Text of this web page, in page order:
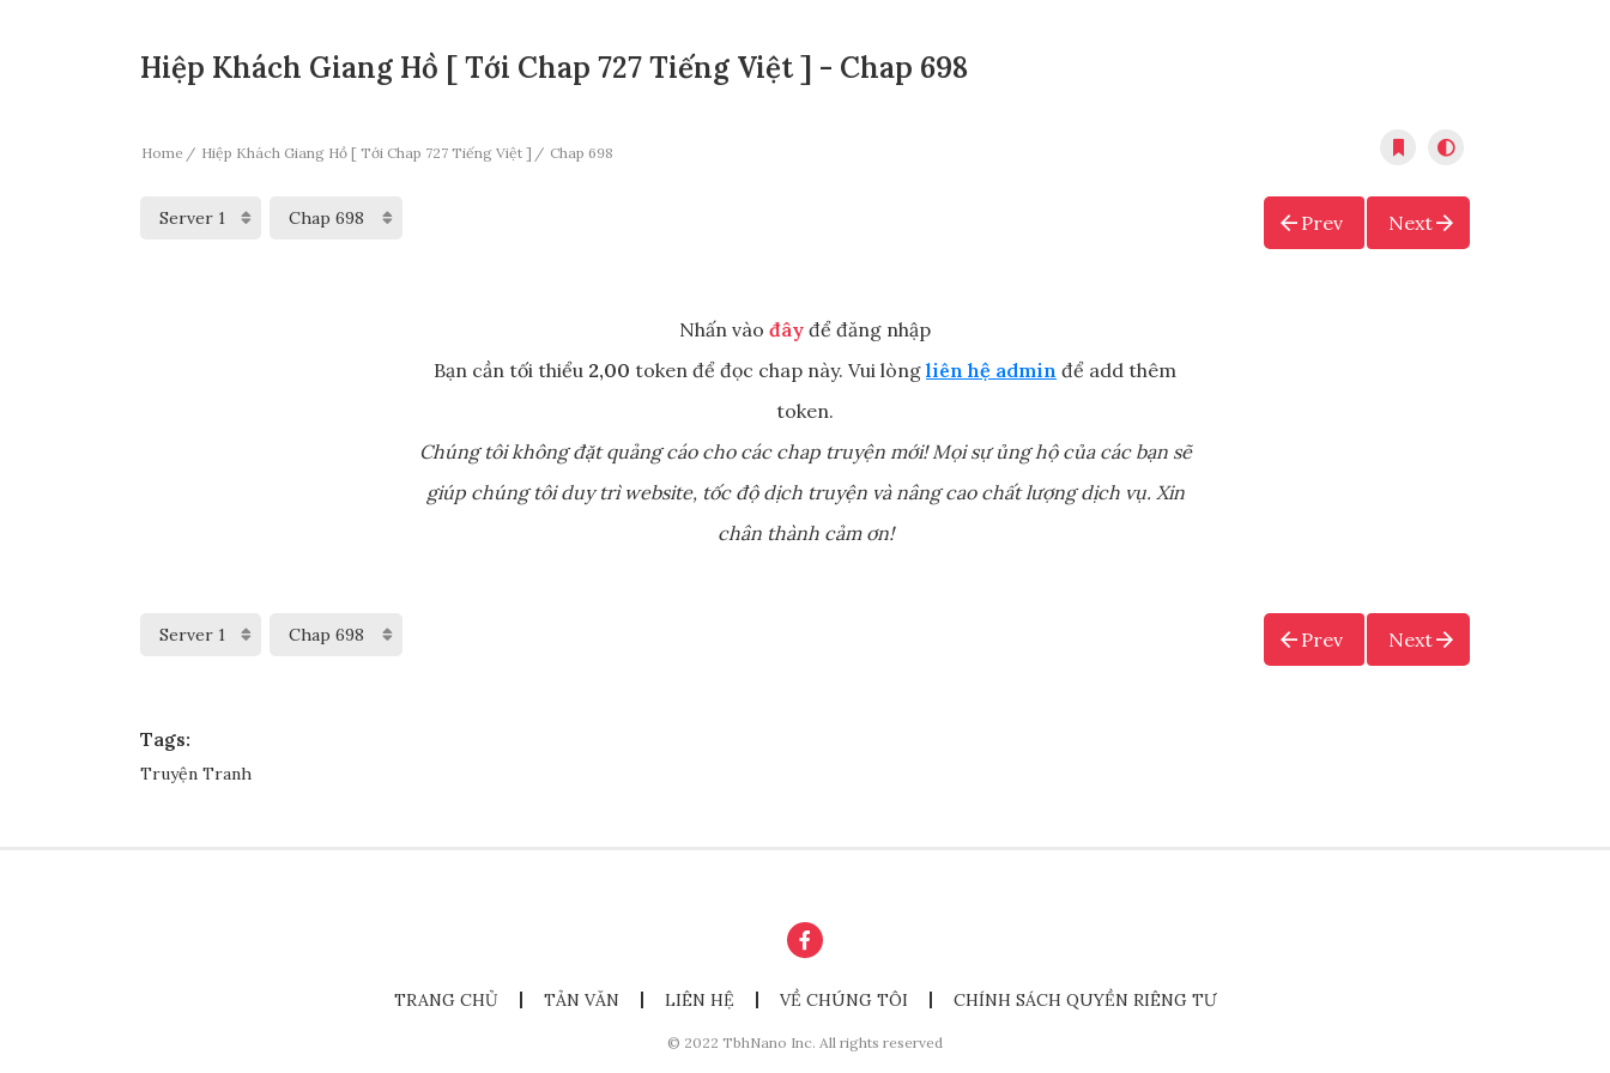
Hiệp Khách Giang Hồ [ Tới Chap 727 Tiếng Việt ] - Chap 698
Home Hiệp Khách Giang Hồ [ Tới Chap 727 Tiếng Việt ] Chap 698
Prev Next
Nhấn vào đây để đăng nhập
Bạn cần tối thiểu 2,00 token để đọc chap này. Vui lòng liên hệ admin để add thêm
token.
Chúng tôi không đặt quảng cáo cho các chap truyện mới! Mọi sự ủng hộ của các bạn sẽ
giúp chúng tôi duy trì website, tốc độ dịch truyện và nâng cao chất lượng dịch vụ. Xin
chân thành cảm ơn!
Prev Next
Tags:
Truyện Tranh
TRANG CHỦ TẢN VĂN LIÊN HỆ VỀ CHÚNG TÔI CHÍNH SÁCH QUYỀN RIÊNG TƯ
© 2022 TbhNano Inc. All rights reserved